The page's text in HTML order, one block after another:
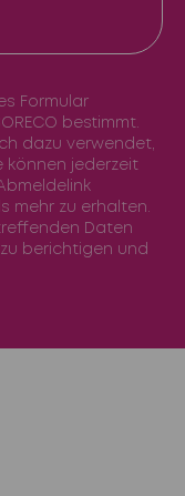
Formular
bestimmt.
dazu verwendet,
können jederzeit
mehr zu erhalten.
Daten
berichtigen und